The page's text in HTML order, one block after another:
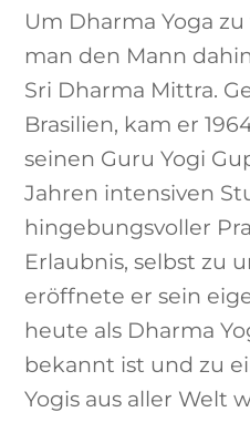
Um Dharma Yoga
man den Mann
Sri Dharma Mittra.
Brasilien, kam er
seinen Guru Yogi
Jahren intensiven
hingebungsvoller
Erlaubnis, selbst zu
eröffnete er sein
heute als Dharma
bekannt ist und zu
Yogis aus aller Welt